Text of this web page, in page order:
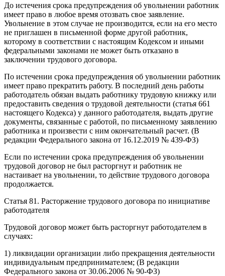
До истечения срока предупреждения об увольнении работник
имеет право в любое время отозвать свое заявление.
Увольнение в этом случае не производится, если на его место
не приглашен в письменной форме другой работник,
которому в соответствии с настоящим Кодексом и иными
федеральными законами не может быть отказано в
заключении трудового договора.
По истечении срока предупреждения об увольнении работник
имеет право прекратить работу. В последний день работы
работодатель обязан выдать работнику трудовую книжку или
предоставить сведения о трудовой деятельности (статья 661
настоящего Кодекса) у данного работодателя, выдать другие
документы, связанные с работой, по письменному заявлению
работника и произвести с ним окончательный расчет. (В
редакции Федерального закона от 16.12.2019 № 439-ФЗ)
Если по истечении срока предупреждения об увольнении
трудовой договор не был расторгнут и работник не
настаивает на увольнении, то действие трудового договора
продолжается.
Статья 81. Расторжение трудового договора по инициативе
работодателя
Трудовой договор может быть расторгнут работодателем в
случаях:
1) ликвидации организации либо прекращения деятельности
индивидуальным предпринимателем; (В редакции
Федерального закона от 30.06.2006 № 90-ФЗ)